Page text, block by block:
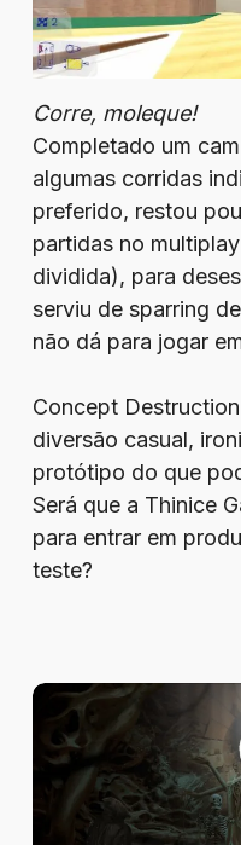
Corre, moleque!
Completado um
algumas corridas
preferido, restou
partidas no
dividida), para
serviu de sparring
não dá para jogar
Concept
diversão casual,
protótipo do que
Será que a Thinice
para entrar em
teste?
Review
Tormentum